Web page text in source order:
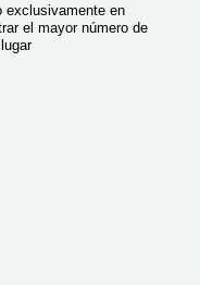
exclusivamente en
el mayor número de